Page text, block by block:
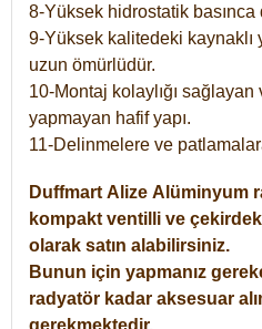
8-Yüksek hidrostatik basınca
9-Yüksek kalitedeki kaynaklı
uzun ömürlüdür.
10-Montaj kolaylığı sağlayan
yapmayan hafif yapı.
11-Delinmelere ve
Duffmart Alize Alüminyum
kompakt ventilli ve
olarak satın alabilirsiniz.
Bunun için yapmanız
radyatör kadar aksesuar
gerekmektedir.